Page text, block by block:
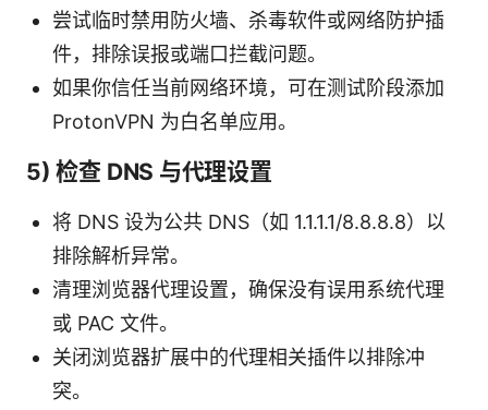
尝试临时禁用防火墙、杀毒软件或网络防护插
件，排除误报或端口拦截问题。
如果你信任当前网络环境，可在测试阶段添加
ProtonVPN 为白名单应用。
5) 检查 DNS 与代理设置
将 DNS 设为公共 DNS（如 1.1.1.1/8.8.8.8）以
排除解析异常。
清理浏览器代理设置，确保没有误用系统代理
或 PAC 文件。
关闭浏览器扩展中的代理相关插件以排除冲
突。